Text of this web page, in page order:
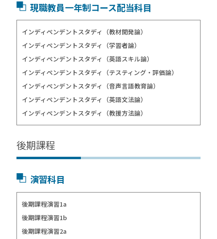
現職教員一年制コース配当科目
インディペンデントスタディ（教材開発論）
インディペンデントスタディ（学習者論）
インディペンデントスタディ（英語スキル論）
インディペンデントスタディ（テスティング・評価論）
インディペンデントスタディ（音声言語教育論）
インディペンデントスタディ（英語文法論）
インディペンデントスタディ（教援方法論）
後期課程
演習科目
後期課程演習1a
後期課程演習1b
後期課程演習2a